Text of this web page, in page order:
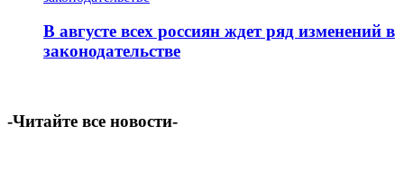
В августе всех россиян ждет ряд изменений в
законодательстве
-Читайте все новости-